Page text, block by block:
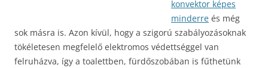
konvektor képes
minderre és még
sok másra is. Azon kívül, hogy a szigorú szabályozásoknak
tökéletesen megfelelő elektromos védettséggel van
felruházva, így a toalettben, fürdőszobában is fűthetünk